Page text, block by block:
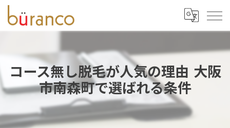
コース無し脱毛が人気の理由 大阪
市南森町で選ばれる条件